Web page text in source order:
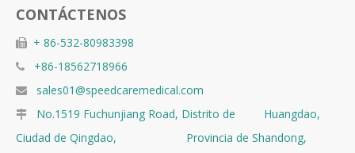
CONTÁCTENOS
 + 86-532-80983398
 +86-18562718966
 sales01@speedcaremedical.com
 No.1519 Fuchunjiang Road, Distrito de Huangdao,
Ciudad de Qingdao, Provincia de Shandong,